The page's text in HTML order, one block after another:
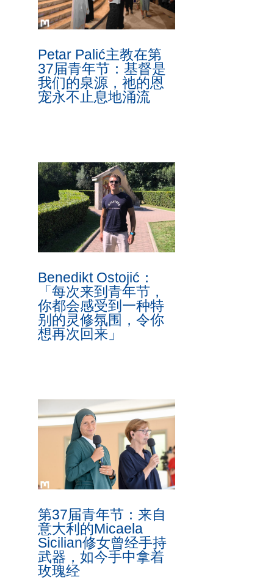
Petar Palić主教在第
37届青年节：基督是
我们的泉源，祂的恩
宠永不止息地涌流
Benedikt Ostojić：
「每次来到青年节，
你都会感受到一种特
别的灵修氛围，令你
想再次回来」
第37届青年节：来自
意大利的Micaela
Sicilian修女曾经手持
武器，如今手中拿着
玫瑰经